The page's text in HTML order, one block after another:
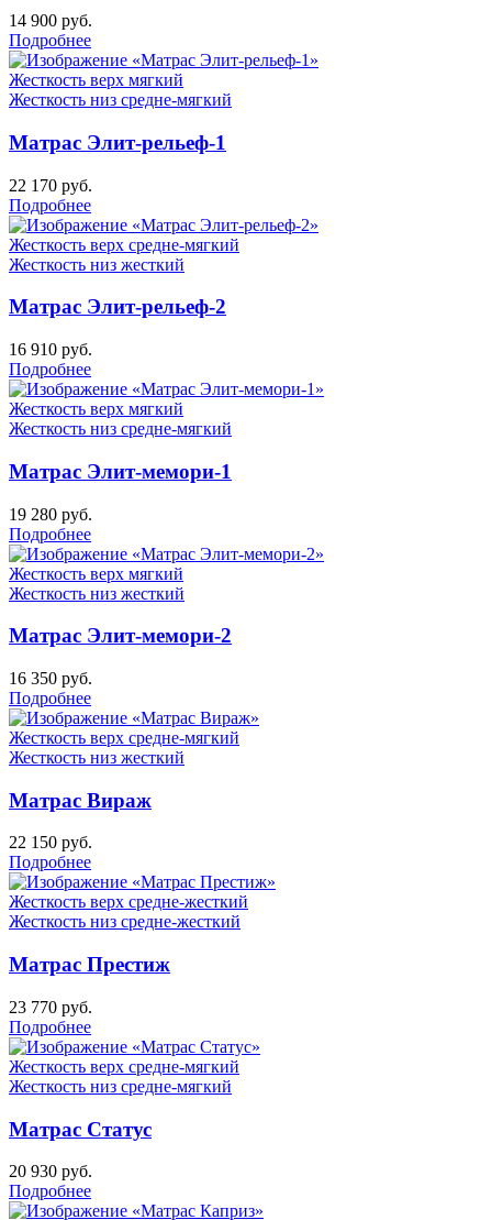
14 900 руб.
Подробнее
Жесткость верх мягкий
Жесткость низ средне-мягкий
Матрас Элит-рельеф-1
22 170 руб.
Подробнее
Жесткость верх средне-мягкий
Жесткость низ жесткий
Матрас Элит-рельеф-2
16 910 руб.
Подробнее
Жесткость верх мягкий
Жесткость низ средне-мягкий
Матрас Элит-мемори-1
19 280 руб.
Подробнее
Жесткость верх мягкий
Жесткость низ жесткий
Матрас Элит-мемори-2
16 350 руб.
Подробнее
Жесткость верх средне-мягкий
Жесткость низ жесткий
Матрас Вираж
22 150 руб.
Подробнее
Жесткость верх средне-жесткий
Жесткость низ средне-жесткий
Матрас Престиж
23 770 руб.
Подробнее
Жесткость верх средне-мягкий
Жесткость низ средне-мягкий
Матрас Статус
20 930 руб.
Подробнее